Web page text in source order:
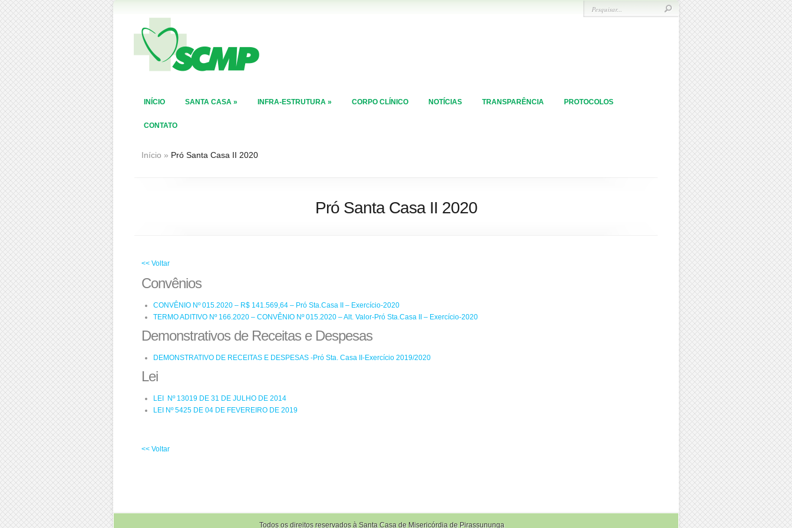
INÍCIO SANTA CASA » INFRA-ESTRUTURA » CORPO CLÍNICO NOTÍCIAS TRANSPARÊNCIA PROTOCOLOS
CONTATO
Início » Pró Santa Casa II 2020
Pró Santa Casa II 2020
<< Voltar
Convênios
CONVÊNIO Nº 015.2020 – R$ 141.569,64 – Pró Sta.Casa II – Exercício-2020
TERMO ADITIVO Nº 166.2020 – CONVÊNIO Nº 015.2020 – Alt. Valor-Pró Sta.Casa II – Exercício-2020
Demonstrativos de Receitas e Despesas
DEMONSTRATIVO DE RECEITAS E DESPESAS -Pró Sta. Casa II-Exercício 2019/2020
Lei
LEI Nº 13019 DE 31 DE JULHO DE 2014
LEI Nº 5425 DE 04 DE FEVEREIRO DE 2019
<< Voltar
Todos os direitos reservados à Santa Casa de Misericórdia de Pirassununga